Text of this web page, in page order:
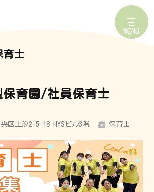
MENU
育士
保育園/社員保育士
区上汐2-5-18 HYSビル3階
保育士